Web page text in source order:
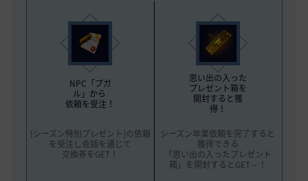
NPC「プガ
ル」から
依頼を受注！
[シーズン特別プレゼント]の依頼
を受注し会話を通じて
交換券をGET！
思い出の入った
プレゼント箱を
開封すると獲
得！
シーズン卒業依頼を完了すると
獲得できる
「思い出の入ったプレゼント
箱」を開封するとGET～！